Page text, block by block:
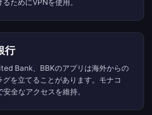
ためにVPNを使用。
行
Bank、BBKのアプリは海外からの
グを立てることがあります。モナコ
全なアクセスを維持。